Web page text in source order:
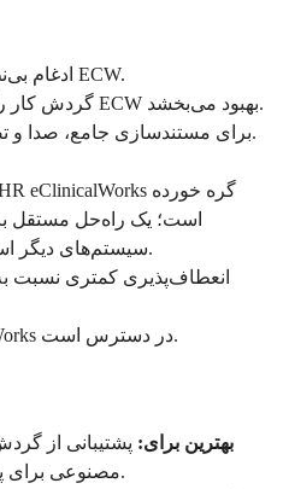
ادغام بی‌نظیر و بومی با پلتفرم ECW.
گردش کار را برای کاربران فعلی ECW بهبود می‌بخشد.
برای مستندسازی جامع، صدا و تصویر را ضبط می‌کند.
است؛ یک راه‌حل مستقل
سیستم‌های دیگر استفاده می‌کنند نیست.
انعطاف‌پذیری کمتری نسبت
از طریق eClinicalWorks در دسترس است.
بهترین برای: پشتیبانی از
مصنوعی برای پزشکان عمومی استرالیایی.